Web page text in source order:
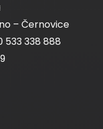
– Černovice
533 338 888